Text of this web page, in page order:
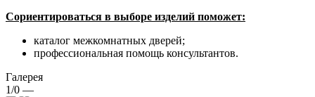
Сориентироваться в выборе изделий поможет:
каталог межкомнатных дверей;
профессиональная помощь консультантов.
Галерея
1/0 —